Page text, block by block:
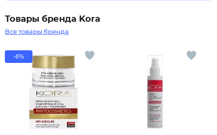
Товары бренда Kora
Все товары бренда
-6%